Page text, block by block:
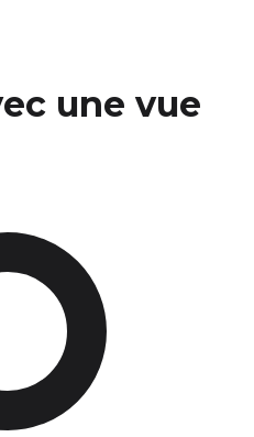
une vue